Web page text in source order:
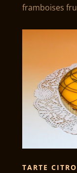
framboises
TARTE